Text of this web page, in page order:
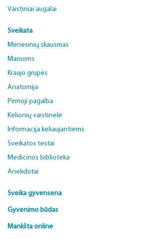
Vaistiniai augalai
Sveikata
Mėnesinių skausmas
Mamoms
Kraujo grupės
Anatomija
Pirmoji pagalba
Kelionių vaistinėlė
Informacija keliaujantiems
Sveikatos testai
Medicinos biblioteka
Anekdotai
Sveika gyvensena
Gyvenimo būdas
Mankšta online